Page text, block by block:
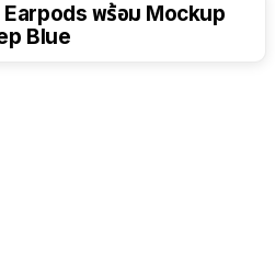
พร้อม Mockup
Blue